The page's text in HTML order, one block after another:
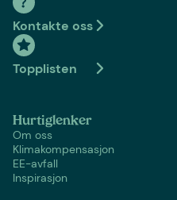
Kontakte oss
Topplisten
Hurtiglenker
Om oss
Klimakompensasjon
EE-avfall
Inspirasjon